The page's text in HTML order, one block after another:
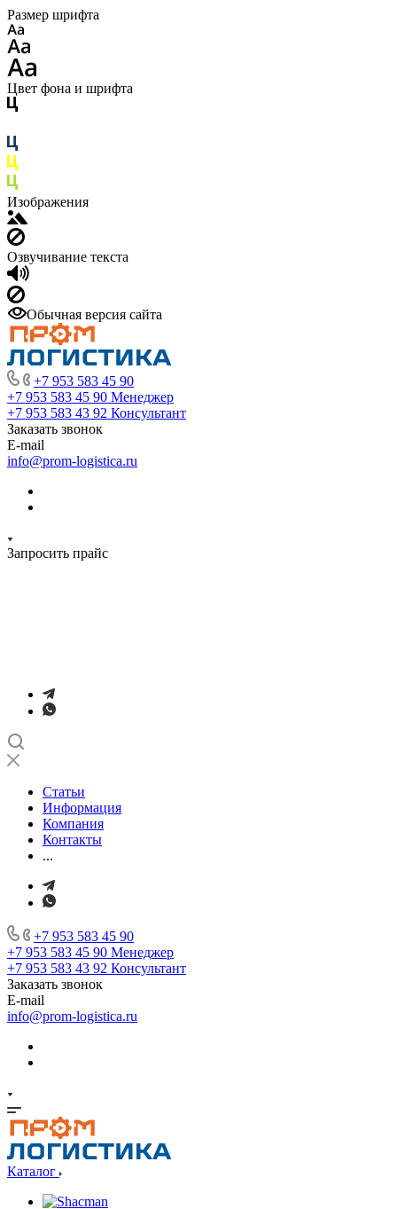
Размер шрифта
Цвет фона и шрифта
Изображения
Озвучивание текста
Обычная версия сайта
+7 953 583 45 90
+7 953 583 45 90 Менеджер
+7 953 583 43 92 Консультант
Заказать звонок
E-mail
info@prom-logistica.ru
Запросить прайс
Статьи
Информация
Компания
Контакты
...
+7 953 583 45 90
+7 953 583 45 90 Менеджер
+7 953 583 43 92 Консультант
Заказать звонок
E-mail
info@prom-logistica.ru
Каталог